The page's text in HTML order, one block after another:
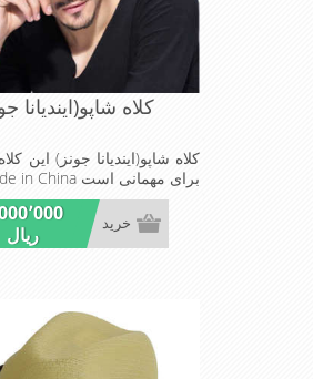
کلاه شاپو(ایندیانا
کلاه شاپو(ایندیانا جونز) این
برای مهمانی است made in China
ریال
خرید